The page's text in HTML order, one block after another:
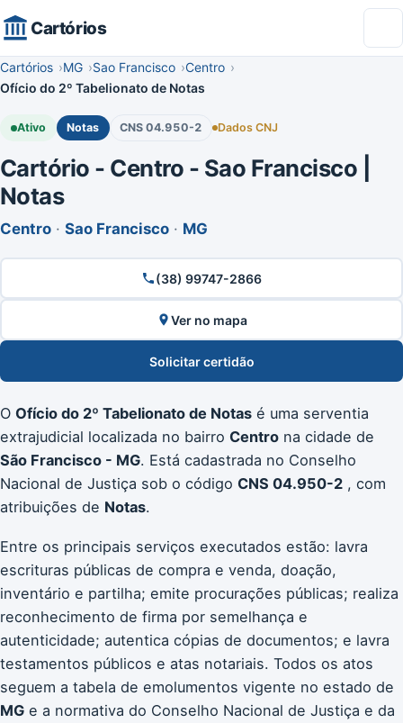
Cartórios
Cartórios MG Sao Francisco
Centro
Ofício do 2º Tabelionato de Notas
Ativo Notas CNS 04.950-2 Dados CNJ
Cartório - Centro - Sao Francisco |
Notas
Centro · Sao Francisco · MG
(38) 99747-2866
Ver no mapa
Solicitar certidão
O Ofício do 2º Tabelionato de Notas é uma serventia
extrajudicial localizada no bairro Centro na cidade de
São Francisco - MG. Está cadastrada no Conselho
Nacional de Justiça sob o código CNS 04.950-2 , com
atribuições de Notas.
Entre os principais serviços executados estão: lavra
escrituras públicas de compra e venda, doação,
inventário e partilha; emite procurações públicas; realiza
reconhecimento de firma por semelhança e
autenticidade; autentica cópias de documentos; e lavra
testamentos públicos e atas notariais. Todos os atos
seguem a tabela de emolumentos vigente no estado de
MG e a normativa do Conselho Nacional de Justiça e da